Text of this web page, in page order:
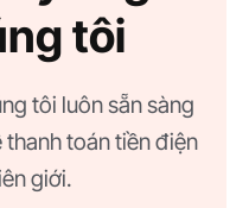
tôi
tôi luôn sẵn sàng
thanh toán tiền điện
giới.